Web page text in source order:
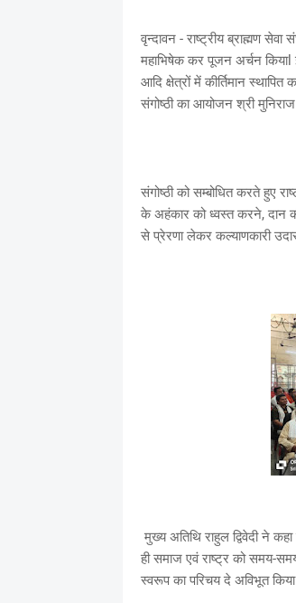
वृन्दावन - राष्ट्रीय ब्राह्मण
महाभिषेक कर पूजन अर्चन कियाl
आदि क्षेत्रों में कीर्तिमान
संगोष्ठी का आयोजन श्री
संगोष्ठी को सम्बोधित करते हुए
के अहंकार को ध्वस्त करने, दान
से प्रेरणा लेकर कल्याणकारी
मुख्य अतिथि राहुल द्विवेदी ने
ही समाज एवं राष्ट्र को समय-
स्वरूप का परिचय दे अविभूत